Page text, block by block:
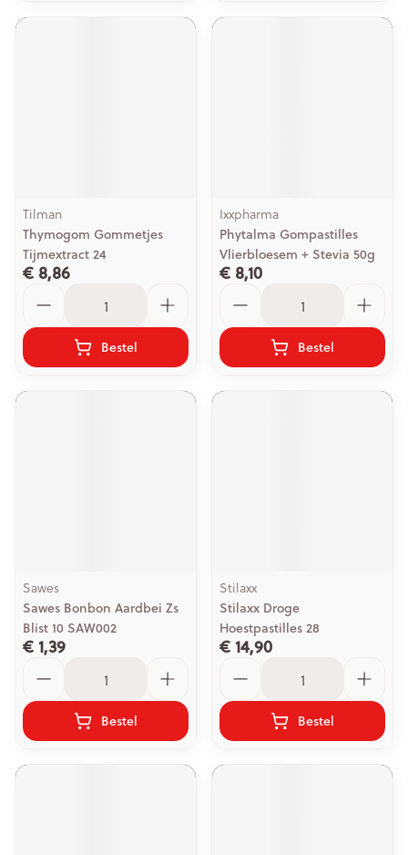
Tilman
Thymogom Gommetjes
Tijmextract 24
€ 8,86
Bestel
Ixxpharma
Phytalma Gompastilles
Vlierbloesem + Stevia 50g
€ 8,10
Bestel
Sawes
Sawes Bonbon Aardbei Zs
Blist 10 SAW002
€ 1,39
Bestel
Stilaxx
Stilaxx Droge
Hoestpastilles 28
€ 14,90
Bestel